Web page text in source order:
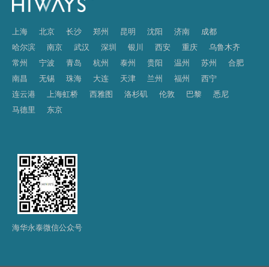
上海 北京 长沙 郑州 昆明 沈阳 济南
成都
哈尔滨
南京 武汉 深圳 银川 西安 重庆
乌鲁木齐
常州
宁波 青岛 杭州 泰州 贵阳 温州 苏州
合肥
南昌
无锡 珠海 大连 天津 兰州 福州
西宁
连云港
上海虹桥 西雅图 洛杉矶 伦敦 巴黎
悉尼
马德里
东京
海华永泰微信公众号